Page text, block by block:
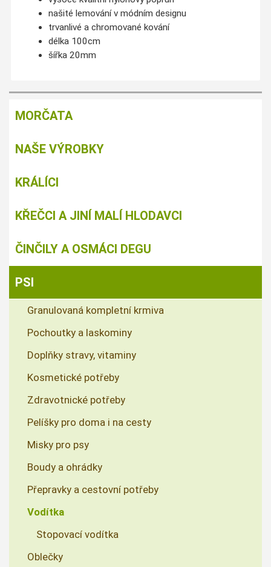
našité lemování v módním designu
trvanlivé a chromované kování
délka 100cm
šířka 20mm
MORČATA
NAŠE VÝROBKY
KRÁLÍCI
KŘEČCI A JINÍ MALÍ HLODAVCI
ČINČILY A OSMÁCI DEGU
PSI
Granulovaná kompletní krmiva
Pochoutky a laskominy
Doplňky stravy, vitaminy
Kosmetické potřeby
Zdravotnické potřeby
Pelíšky pro doma i na cesty
Misky pro psy
Boudy a ohrádky
Přepravky a cestovní potřeby
Vodítka
Stopovací vodítka
Oblečky